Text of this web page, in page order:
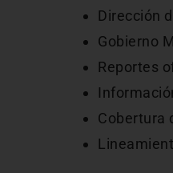
Dirección
Gobierno
Reportes
Cobertura